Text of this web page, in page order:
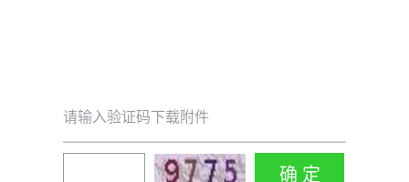
请输入验证码下载附件